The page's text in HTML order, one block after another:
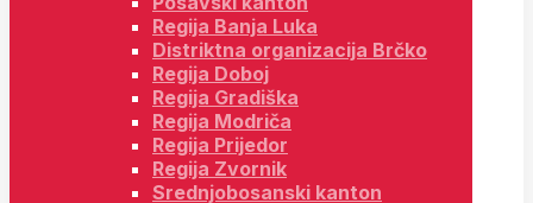
Regija Banja Luka
Distriktna organizacija Brčko
Regija Doboj
Regija Gradiška
Regija Modriča
Regija Prijedor
Regija Zvornik
Srednjobosanski kanton